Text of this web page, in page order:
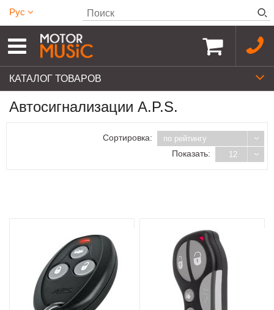
Рус
КАТАЛОГ ТОВАРОВ
Автосигнализации A.P.S.
Сортировка: по рейтингу
Показать: 12